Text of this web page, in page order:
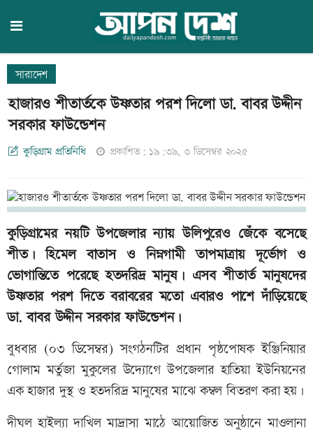
সারাদেশ
হাজারও শীতার্তকে উষ্ণতার পরশ দিলো ডা. বাবর উদ্দীন
সরকার ফাউন্ডেশন
কুড়িগ্রাম প্রতিনিধি প্রকাশিত: ১৯:৩৯, ৩ ডিসেম্বর ২০২৫
কুড়িগ্রামের নয়টি উপজেলার ন্যায় উলিপুরেও জেঁকে বসেছে
শীত। হিমেল বাতাস ও নিম্নগামী তাপমাত্রায় দূর্ভোগ ও
ভোগান্তিতে পরেছে হতদরিদ্র মানুষ। এসব শীতার্ত মানুষদের
উষ্ণতার পরশ দিতে বরাবরের মতো এবারও পাশে দাঁড়িয়েছে
ডা. বাবর উদ্দীন সরকার ফাউন্ডেশন।
বুধবার (০৩ ডিসেম্বর) সংগঠনটির প্রধান পৃষ্ঠপোষক ইঞ্জিনিয়ার
গোলাম মর্তুজা মুকুলের উদ্যোগে উপজেলার হাতিয়া ইউনিয়নের
এক হাজার দুস্থ ও হতদরিদ্র মানুষের মাঝে কম্বল বিতরণ করা হয়।
দীঘল হাইল্যা দাখিল মাদ্রাসা মাঠে আয়োজিত অনুষ্ঠানে মাওলানা